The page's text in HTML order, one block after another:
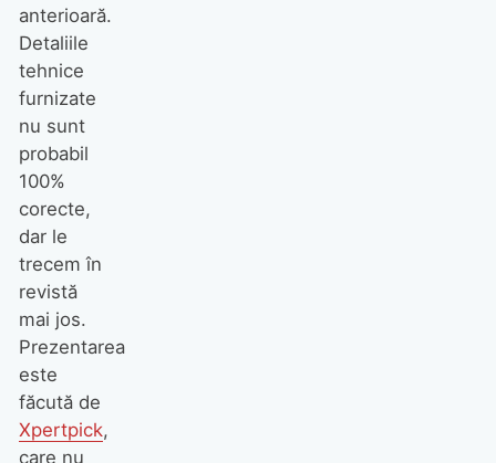
anterioară.
Detaliile
tehnice
furnizate
nu sunt
probabil
100%
corecte,
dar le
trecem în
revistă
mai jos.
Prezentarea
este
făcută de
Xpertpick,
care nu